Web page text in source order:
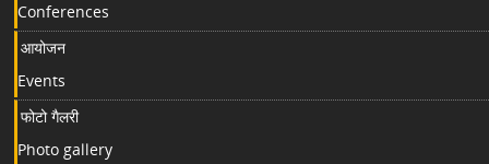
Conferences
आयोजन
Events
फोटो गैलरी
Photo gallery